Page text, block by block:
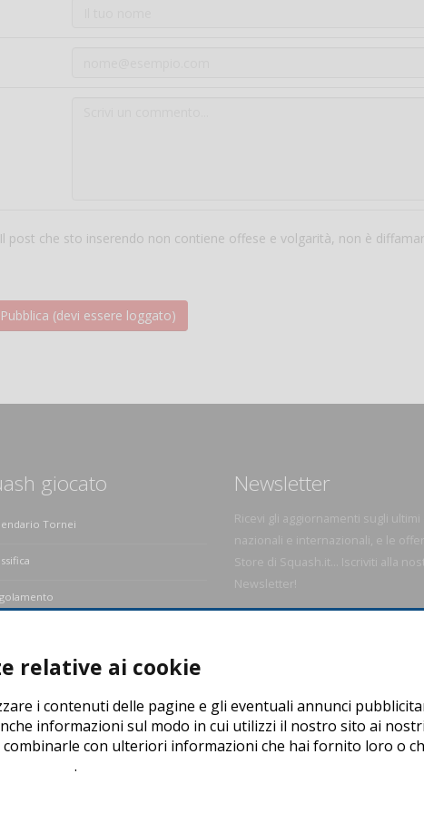
post che sto inserendo non contiene offese e volgarità, non è
giocato
Tornei
Newsletter
Ricevi gli aggiornamenti sugli ultimi
nazionali e internazionali, e le
Store di Squash.it... Iscriviti alla
Newsletter!
relative ai cookie
i contenuti delle pagine e gli eventuali annunci
informazioni sul modo in cui utilizzi il nostro sito ai
con ulteriori informazioni che hai fornito loro o
.
P. Iva: 04278030988